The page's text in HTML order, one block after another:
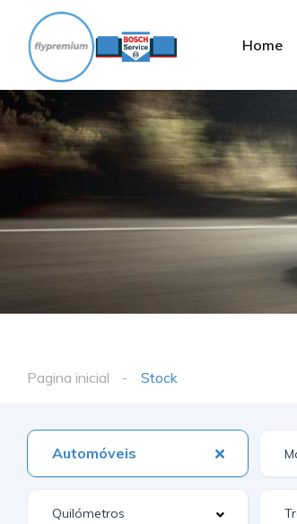
Home
Pagina inicial Stock
Automóveis